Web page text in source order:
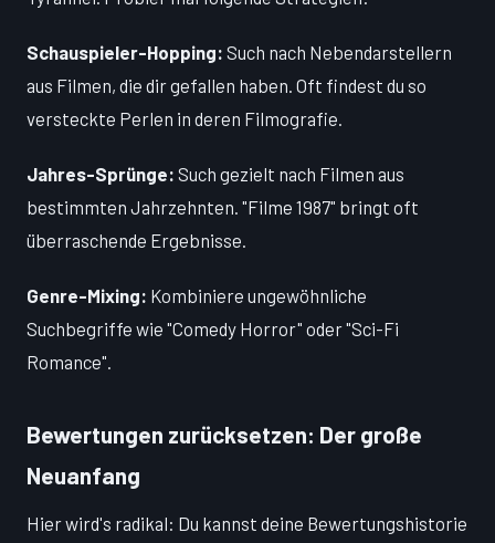
Schauspieler-Hopping: Such nach Nebendarstellern
aus Filmen, die dir gefallen haben. Oft findest du so
versteckte Perlen in deren Filmografie.
Jahres-Sprünge: Such gezielt nach Filmen aus
bestimmten Jahrzehnten. "Filme 1987" bringt oft
überraschende Ergebnisse.
Genre-Mixing: Kombiniere ungewöhnliche
Suchbegriffe wie "Comedy Horror" oder "Sci-Fi
Romance".
Bewertungen zurücksetzen: Der große
Neuanfang
Hier wird's radikal: Du kannst deine Bewertungshistorie